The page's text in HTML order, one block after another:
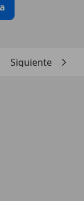
Siguiente